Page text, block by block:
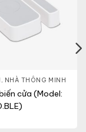
, NHÀ THÔNG MINH
cửa (Model: